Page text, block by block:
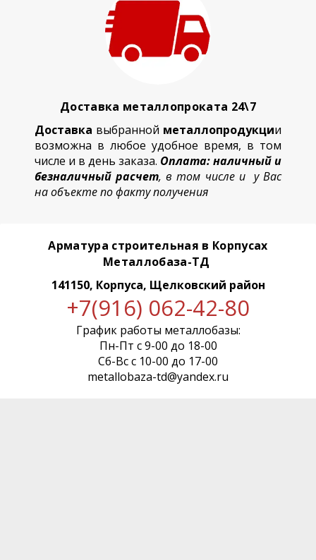
Доставка металлопроката 24\7
Доставка выбранной металлопродукции
возможна в любое удобное время, в том
числе и в день заказа. Оплата: наличный и
безналичный расчет, в том числе и у Вас
на объекте по факту получения
Арматура строительная в Корпусах
Металлобаза-ТД
141150, Корпуса, Щелковский район
+7(916) 062-42-80
График работы металлобазы:
Пн-Пт с 9-00 до 18-00
Сб-Вс с 10-00 до 17-00
metallobaza-td@yandex.ru